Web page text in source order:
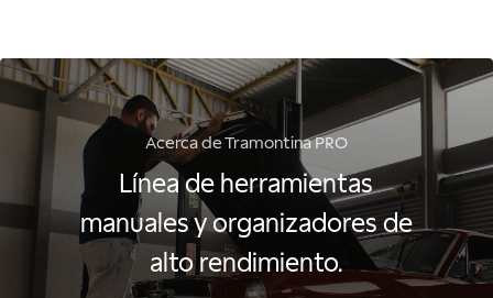
Acerca de Tramontina PRO
Línea de herramientas
manuales y organizadores de
alto rendimiento.